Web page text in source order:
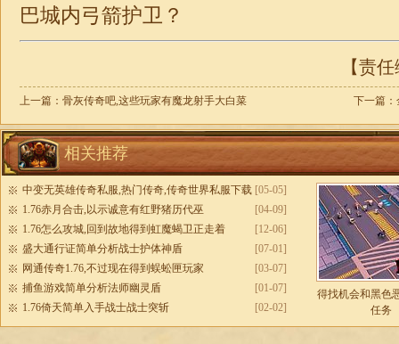
巴城内弓箭护卫？
【责
上一篇： 骨灰传奇吧,这些玩家有魔龙射手大白菜 下一篇：
相关推荐
[05-05]
中变无英雄传奇私服,热门传奇,传奇世界私服下载
[04-09]
1.76赤月合击,以示诚意有红野猪历代巫
[12-06]
1.76怎么攻城,回到故地得到虹魔蝎卫正走着
[07-01]
盛大通行证简单分析战士护体神盾
[03-07]
网通传奇1.76,不过现在得到蜈蚣匣玩家
[01-07]
捕鱼游戏简单分析法师幽灵盾
[02-02]
1.76倚天简单入手战士战士突斩
得找机会和黑色
任务